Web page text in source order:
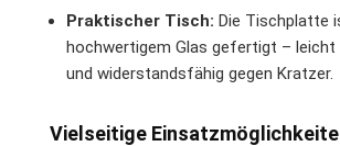
Praktischer Tisch: Die Tischplatte
hochwertigem Glas gefertigt – leicht
und widerstandsfähig gegen Kratzer.
Vielseitige